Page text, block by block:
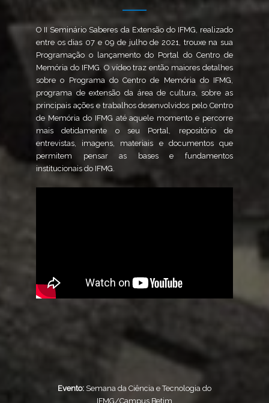
O II Seminário Saberes da Extensão do IFMG, realizado
entre os dias 07 e 09 de julho de 2021, trouxe na sua
Programação o lançamento do Portal do Centro de
Memória do IFMG. O vídeo traz então maiores detalhes
sobre o Programa do Centro de Memória do IFMG,
programa de extensão da área de cultura, sobre as
principais ações e trabalhos desenvolvidos pelo Centro
de Memória do IFMG até aquele momento e percorre
mais detidamente o seu Portal, repositório de
entrevistas, imagens, materiais e documentos que
permitem pensar as bases e fundamentos
institucionais do IFMG.
Evento: Semana da Ciência e Tecnologia do
IFMG/Campus Betim